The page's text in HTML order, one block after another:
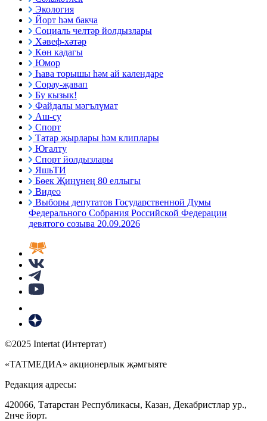
Экология
Йорт һәм бакча
Социаль челтәр йолдызлары
Хәвеф-хәтәр
Көн кадагы
Юмор
Һава торышы һәм ай календаре
Сорау-җавап
Бу кызык!
Файдалы мәгълүмат
Аш-су
Спорт
Татар җырлары һәм клиплары
Югалту
Спорт йолдызлары
ЯшьТИ
Бөек Җиңүнең 80 еллыгы
Видео
Выборы депутатов Государственной Думы
Федерального Собрания Российской Федерации
девятого созыва 20.09.2026
©2025 Intertat (Интертат)
«ТАТМЕДИА» акционерлык җәмгыяте
Редакция адресы:
420066, Татарстан Республикасы, Казан, Декабристлар ур.,
2нче йорт.